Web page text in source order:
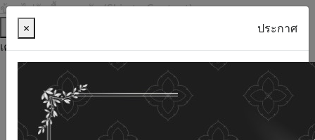
ข้ามไปยังเนื้อหาหลัก (Skip to Content)
ช่วยเหลือ
เครื่องมือการเข้าถึง
ภาษาไทย
ภาษาอังกฤษ
เพิ่มขนาดตัวอักษร
ลดขนาดตัวอักษร
ขนาดตัวอักษรปกติ
× ประกาศ